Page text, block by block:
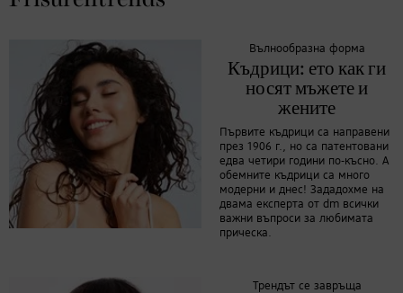
Вълнообразна форма
Къдрици: ето как ги
носят мъжете и
жените
Първите къдрици са направени
през 1906 г., но са патентовани
едва четири години по-късно. А
обемните къдрици са много
модерни и днес! Зададохме на
двама експерта от dm всички
важни въпроси за любимата
прическа.
Трендът се завръща